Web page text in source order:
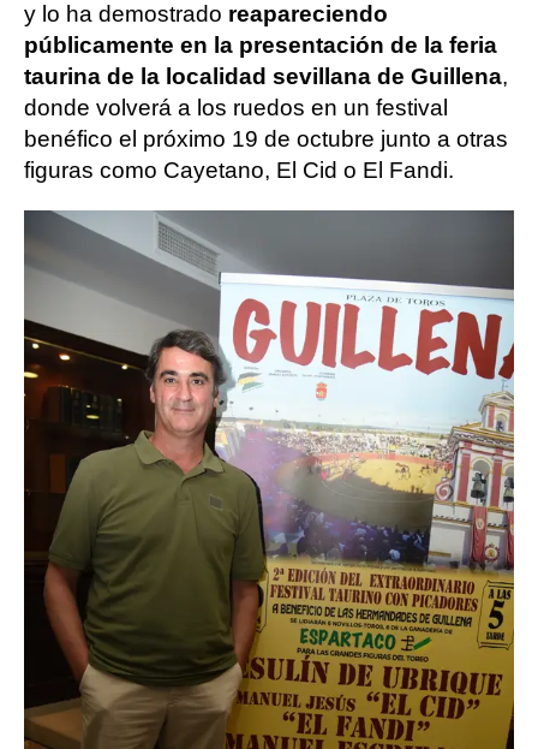
y lo ha demostrado reapareciendo
públicamente en la presentación de la feria
taurina de la localidad sevillana de Guillena,
donde volverá a los ruedos en un festival
benéfico el próximo 19 de octubre junto a otras
figuras como Cayetano, El Cid o El Fandi.